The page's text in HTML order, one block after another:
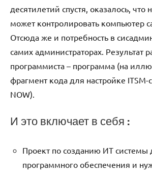
десятилетий спустя, оказалось, что
может контролировать компьютер
Отсюда же и потребность в
самих администраторах. Результат
программиста – программа (на
фрагмент кода для настройке ITSM-
NOW).
И это включает в себя :
Проект по созданию ИТ системы
программного обеспечения и